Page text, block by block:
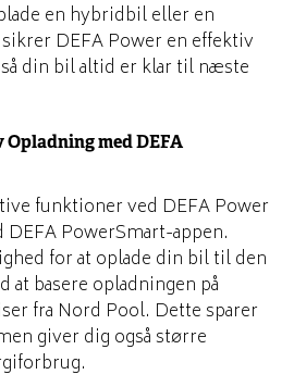
en hybridbil eller en
DEFA Power en effektiv
din bil altid er klar til næste
med DEFA
funktioner ved DEFA Power
PowerSmart-appen.
for at oplade din bil til den
at basere opladningen på
fra Nord Pool. Dette sparer
giver dig også større